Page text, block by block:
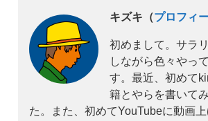
キズキ（プロフィ
初めまして。サラ
しながら色々やっ
す。最近、初めて
籍とやらを書いて
た。また、初めてYouTubeに動画